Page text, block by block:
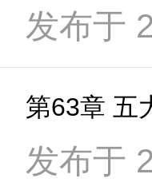
发布于
第63章 五
发布于